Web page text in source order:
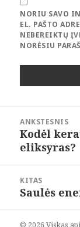
NORIU SAVO
EL. PAŠTO
NEBEREIKTŲ
NORĖSIU
įrašų
ANKSTESNIS
Ankstesnis
įrašas:
Kodėl
eliksyras?
KITAS
Paskesnis
Saulės